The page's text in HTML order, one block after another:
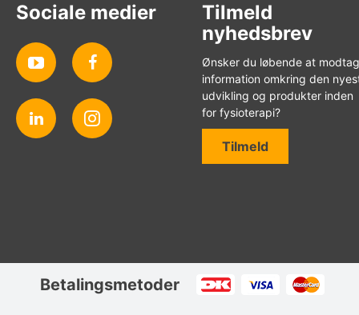
Sociale medier
Tilmeld
nyhedsbrev
Ønsker du løbende at
information omkring den
udvikling og produkter inden
for fysioterapi?
Tilmeld
Betalingsmetoder